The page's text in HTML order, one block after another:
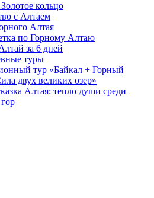
кольцо
с Алтаем
Алтая
по Горному Алтаю
за 6 дней
туры
тур «Байкал + Горный
двух великих озер»
Алтая: тепло души среди